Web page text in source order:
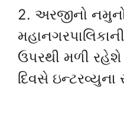
2. અરજીનો નમુનો
ઉપરથી મળી
દિવસે